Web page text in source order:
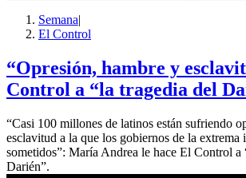
Semana|
El Control
“Opresión, hambre y
Control a “la tragedia del
“Casi 100 millones de latinos están sufriendo
esclavitud a la que los gobiernos de la extrema
sometidos”: María Andrea le hace El Control a
Darién”.